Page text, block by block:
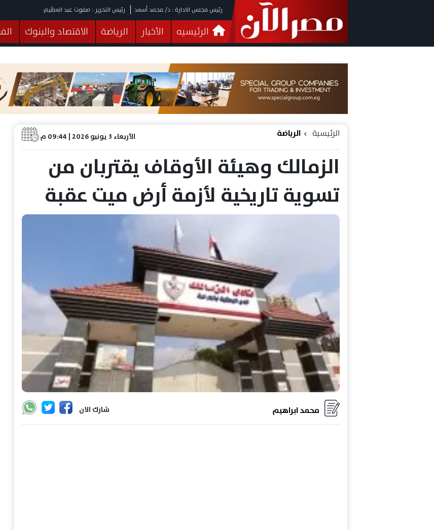
رئيس مجلس الادارة : د/ محمد أسعد رئيس التحرير : صفوت عبد العظيم
الرئيسيه الأخبار الرياضة الاقتصاد والبنوك
فيديوهات
البرلمان صحة الثقافة خدمات
الأربعاء 3 يونيو 2026 | 09:44 م الرئيسية الرياضة
الزمالك وهيئة الأوقاف يقتربان من
تسوية تاريخية لأزمة أرض ميت عقبة
شارك الان محمد ابراهيم